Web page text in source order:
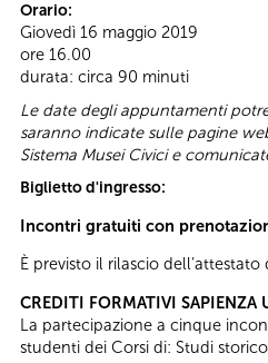
Orario:
Giovedì 16 maggio 2019
ore 16.00
durata: circa 90 minuti
Le date degli appuntamenti
saranno indicate sulle pagine
Sistema Musei Civici e
Biglietto d'ingresso:
Incontri gratuiti con
È previsto il rilascio
CREDITI FORMATIVI SAPIENZA
La partecipazione a cinque
studenti dei Corsi di: Studi